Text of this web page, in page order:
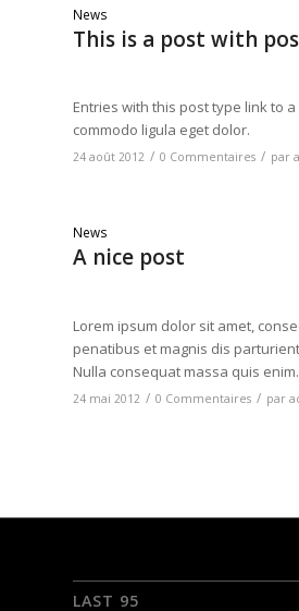
News
This is a post with
Entries with this post type link to
commodo ligula eget dolor.
24 août 2012 / 0 Commentaires / par
News
A nice post
Lorem ipsum dolor sit amet,
penatibus et magnis dis
Nulla consequat massa quis
24 mai 2012 / 0 Commentaires / par
LAST 95